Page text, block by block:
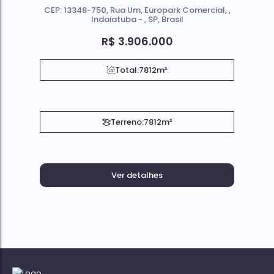
R$ 3.906.000
CEP: 13348-750, Rua Um, Europark Comercial ,
Indaiatuba , SP, Brasil
Total:7812m²
Terreno:7812m²
Ver detalhes